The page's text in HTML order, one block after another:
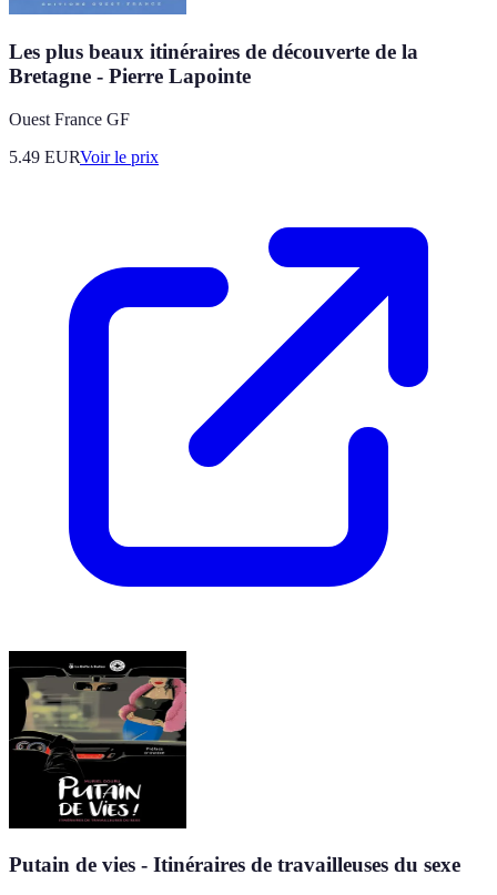
Les plus beaux itinéraires de découverte de la
Bretagne - Pierre Lapointe
Ouest France GF
5.49 EURVoir le prix
Putain de vies - Itinéraires de travailleuses du sexe